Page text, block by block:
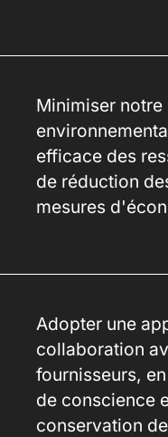
Minimiser
efficace des
de réduction
mesures
Adopter une
collaboration
fournisseurs,
de conscience
conservation